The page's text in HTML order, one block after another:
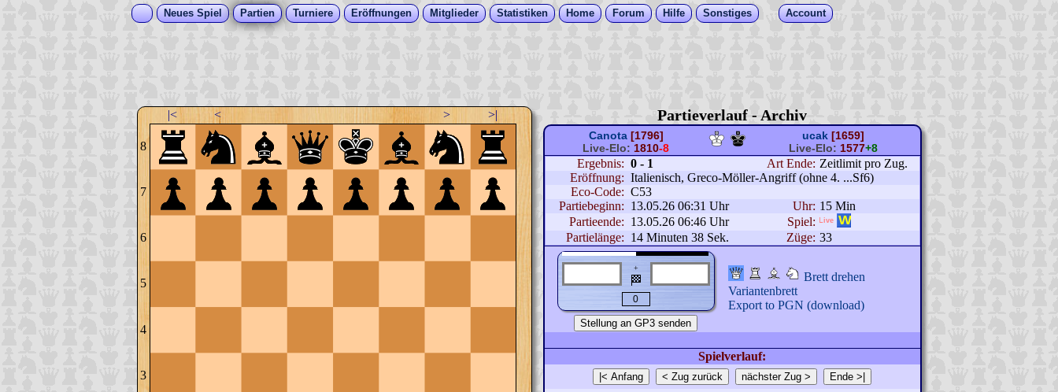
Neues Spiel Partien Turniere Eröffnungen Mitglieder Statistiken Home Forum Hilfe Sonstiges Account
|< < > >|
8
7
6
5
4
3
Partieverlauf - Archiv
Canota [1796]
Live-Elo: 1810-8
ucak [1659]
Live-Elo: 1577+8
Ergebnis: 0 - 1 Art Ende: Zeitlimit pro Zug.
Eröffnung: Italienisch, Greco-Möller-Angriff (ohne 4. ...Sf6)
Eco-Code: C53
Partiebeginn: 13.05.26 06:31 Uhr Uhr: 15 Min
Partieende: 13.05.26 06:46 Uhr
Spiel:
Partielänge: 14 Minuten 38 Sek. Züge: 33
+
🏁
Brett drehen
Variantenbrett
Export to PGN (download)
Spielverlauf: